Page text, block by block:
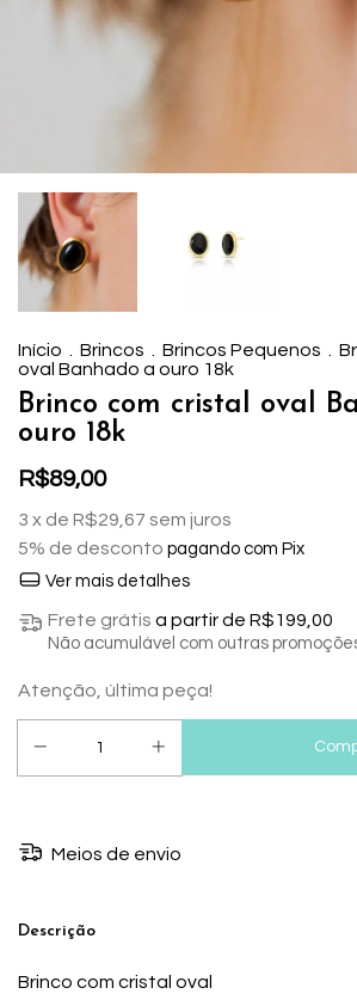
Início Brincos Brincos Pequenos
oval Banhado a ouro 18k
Brinco com cristal oval
ouro 18k
R$89,00
3 x de R$29,67 sem juros
5% de desconto pagando com Pix
Ver mais detalhes
Frete grátis a partir deR$199,00
Não acumulável com outras
Atenção, última peça!
Meios de envio
Descrição
Brinco com cristal oval